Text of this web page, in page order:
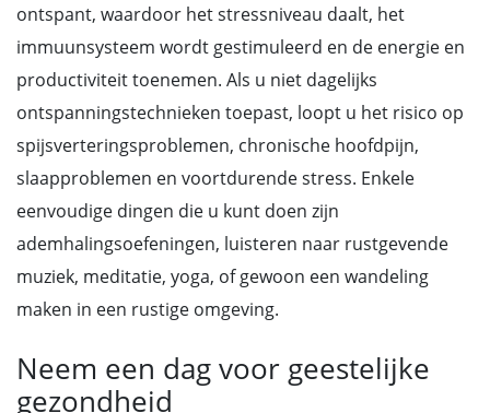
ontspant, waardoor het stressniveau daalt, het
immuunsysteem wordt gestimuleerd en de energie en
productiviteit toenemen. Als u niet dagelijks
ontspanningstechnieken toepast, loopt u het risico op
spijsverteringsproblemen, chronische hoofdpijn,
slaapproblemen en voortdurende stress. Enkele
eenvoudige dingen die u kunt doen zijn
ademhalingsoefeningen, luisteren naar rustgevende
muziek, meditatie, yoga, of gewoon een wandeling
maken in een rustige omgeving.
Neem een dag voor geestelijke
gezondheid